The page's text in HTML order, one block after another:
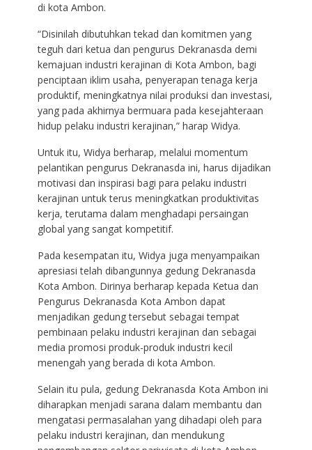
di kota Ambon.
“Disinilah dibutuhkan tekad dan komitmen yang
teguh dari ketua dan pengurus Dekranasda demi
kemajuan industri kerajinan di Kota Ambon, bagi
penciptaan iklim usaha, penyerapan tenaga kerja
produktif, meningkatnya nilai produksi dan investasi,
yang pada akhirnya bermuara pada kesejahteraan
hidup pelaku industri kerajinan,” harap Widya.
Untuk itu, Widya berharap, melalui momentum
pelantikan pengurus Dekranasda ini, harus dijadikan
motivasi dan inspirasi bagi para pelaku industri
kerajinan untuk terus meningkatkan produktivitas
kerja, terutama dalam menghadapi persaingan
global yang sangat kompetitif.
Pada kesempatan itu, Widya juga menyampaikan
apresiasi telah dibangunnya gedung Dekranasda
Kota Ambon. Dirinya berharap kepada Ketua dan
Pengurus Dekranasda Kota Ambon dapat
menjadikan gedung tersebut sebagai tempat
pembinaan pelaku industri kerajinan dan sebagai
media promosi produk-produk industri kecil
menengah yang berada di kota Ambon.
Selain itu pula, gedung Dekranasda Kota Ambon ini
diharapkan menjadi sarana dalam membantu dan
mengatasi permasalahan yang dihadapi oleh para
pelaku industri kerajinan, dan mendukung